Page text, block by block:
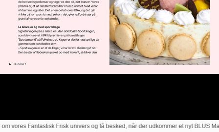
vores Fantastisk Frisk univers og få besked, når der udkommer et nyt BLUS